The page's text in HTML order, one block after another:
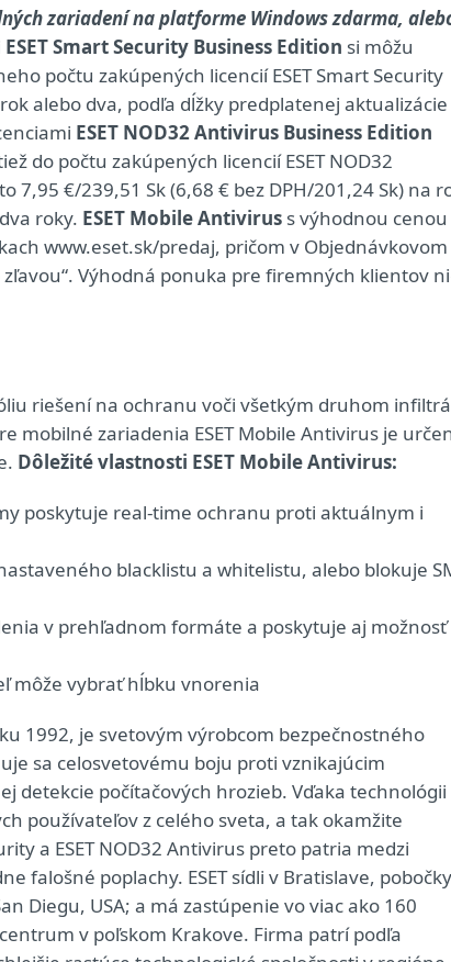
zariadení na platforme Windows zdarma,
ESET Smart Security Business Edition si môžu
počtu zakúpených licencií ESET Smart Security
alebo dva, podľa dĺžky predplatenej aktualizácie
ESET NOD32 Antivirus Business Edition
do počtu zakúpených licencií ESET NOD32
€/239,51 Sk (6,68 € bez DPH/201,24 Sk) na
roky. ESET Mobile Antivirus s výhodnou cenou
www.eset.sk/predaj, pričom v Objednávkovom
Výhodná ponuka pre firemných klientov
riešení na ochranu voči všetkým druhom
mobilné zariadenia ESET Mobile Antivirus je
Dôležité vlastnosti ESET Mobile Antivirus:
poskytuje real-time ochranu proti aktuálnym i
blacklistu a whitelistu, alebo blokuje
v prehľadnom formáte a poskytuje aj možnosť
môže vybrať hĺbku vnorenia
1992, je svetovým výrobcom bezpečnostného
sa celosvetovému boju proti vznikajúcim
detekcie počítačových hrozieb. Vďaka technológii
používateľov z celého sveta, a tak okamžite
a ESET NOD32 Antivirus preto patria medzi
falošné poplachy. ESET sídli v Bratislave, pobočky
Diegu, USA; a má zastúpenie vo viac ako 160
v poľskom Krakove. Firma patrí podľa